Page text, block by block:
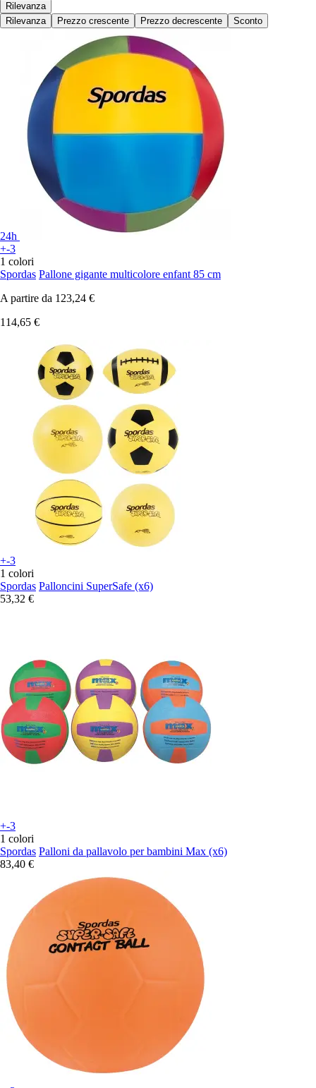
Rilevanza
Rilevanza
Prezzo crescente Prezzo decrescente Sconto
24h
+-3
1 colori
Spordas Pallone gigante multicolore enfant 85 cm
A partire da 123,24 €
114,65 €
+-3
1 colori
Spordas Palloncini SuperSafe (x6)
53,32 €
+-3
1 colori
Spordas Palloni da pallavolo per bambini Max (x6)
83,40 €